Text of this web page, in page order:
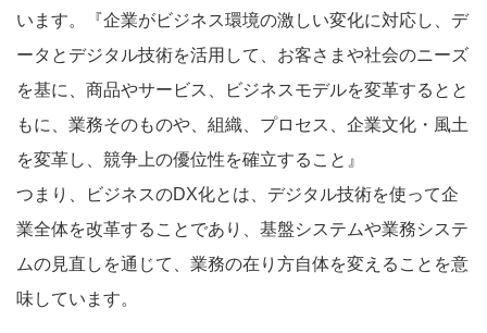
います。『企業がビジネス環境の激しい変化に対応し、デ
ータとデジタル技術を活用して、お客さまや社会のニーズ
を基に、商品やサービス、ビジネスモデルを変革するとと
もに、業務そのものや、組織、プロセス、企業文化・風土
を変革し、競争上の優位性を確立すること』
つまり、ビジネスのDX化とは、デジタル技術を使って企
業全体を改革することであり、基盤システムや業務システ
ムの見直しを通じて、業務の在り方自体を変えることを意
味しています。